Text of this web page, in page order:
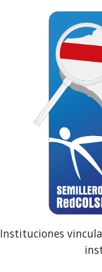
Instituciones